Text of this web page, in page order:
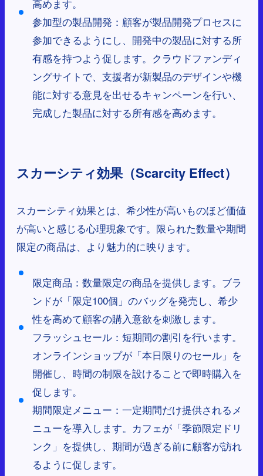
高めます。
参加型の製品開発：顧客が製品開発プロセスに
参加できるようにし、開発中の製品に対する所
有感を持つよう促します。クラウドファンディ
ングサイトで、支援者が新製品のデザインや機
能に対する意見を出せるキャンペーンを行い、
完成した製品に対する所有感を高めます。
スカーシティ効果（Scarcity Effect）
スカーシティ効果とは、希少性が高いものほど価値
が高いと感じる心理現象です。限られた数量や期間
限定の商品は、より魅力的に映ります。
限定商品：数量限定の商品を提供します。ブラ
ンドが「限定100個」のバッグを発売し、希少
性を高めて顧客の購入意欲を刺激します。
フラッシュセール：短期間の割引を行います。
オンラインショップが「本日限りのセール」を
開催し、時間の制限を設けることで即時購入を
促します。
期間限定メニュー：一定期間だけ提供されるメ
ニューを導入します。カフェが「季節限定ドリ
ンク」を提供し、期間が過ぎる前に顧客が訪れ
るように促します。